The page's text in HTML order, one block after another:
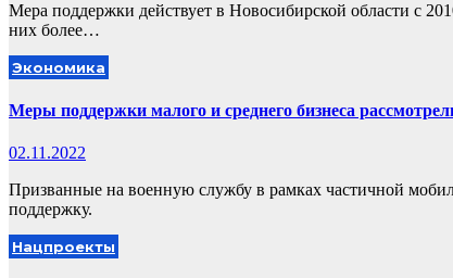
Мера поддержки действует в Новосибирской области с
них более…
Экономика
Меры поддержки малого и среднего бизнеса
02.11.2022
Призванные на военную службу в рамках частичной
поддержку.
Нацпроекты